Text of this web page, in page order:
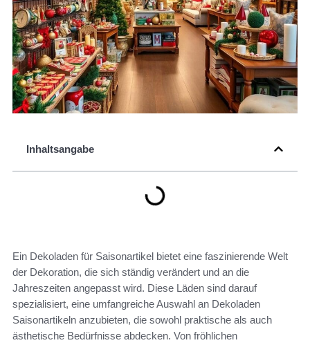
Inhaltsangabe
Ein Dekoladen für Saisonartikel bietet eine faszinierende Welt
der Dekoration, die sich ständig verändert und an die
Jahreszeiten angepasst wird. Diese Läden sind darauf
spezialisiert, eine umfangreiche Auswahl an Dekoladen
Saisonartikeln anzubieten, die sowohl praktische als auch
ästhetische Bedürfnisse abdecken. Von fröhlichen